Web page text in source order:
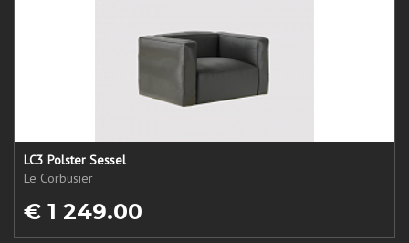
LC3 Polster Sessel
Le Corbusier
€ 1 249.00